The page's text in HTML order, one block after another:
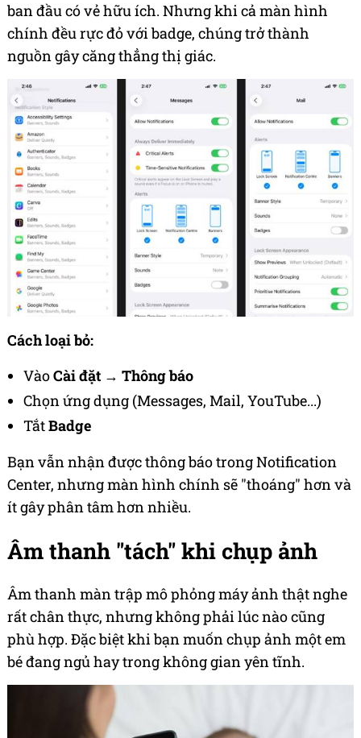
ban đầu có vẻ hữu ích. Nhưng khi cả màn hình
chính đều rực đỏ với badge, chúng trở thành
nguồn gây căng thẳng thị giác.
Cách loại bỏ:
VàoCài đặt → Thông báo
Chọn ứng dụng (Messages, Mail, YouTube...)
TắtBadge
Bạn vẫn nhận được thông báo trong Notification
Center, nhưng màn hình chính sẽ "thoáng" hơn và
ít gây phân tâm hơn nhiều.
Âm thanh "tách" khi chụp ảnh
Âm thanh màn trập mô phỏng máy ảnh thật nghe
rất chân thực, nhưng không phải lúc nào cũng
phù hợp. Đặc biệt khi bạn muốn chụp ảnh một em
bé đang ngủ hay trong không gian yên tĩnh.